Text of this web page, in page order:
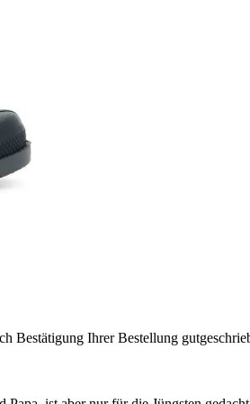
Bestätigung Ihrer Bestellung